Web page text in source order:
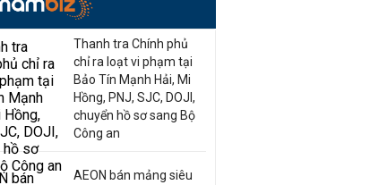
Thanh tra Chính phủ
chỉ ra loạt vi phạm tại
Bảo Tín Mạnh Hải, Mi
Hồng, PNJ, SJC, DOJI,
chuyển hồ sơ sang Bộ
Công an
AEON bán mảng siêu